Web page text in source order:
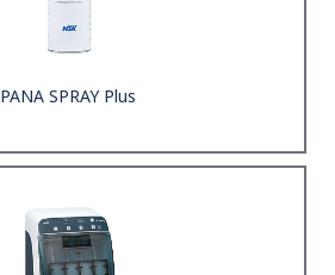
PANA SPRAY Plus